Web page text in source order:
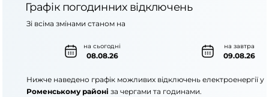
Графік погодинних відключень
на сьогодні
08.08.26
на завтра
09.08.26
Зі всіма змінами станом на
Нижче наведено графік можливих відключень електроенергії у
Роменському районі за чергами та годинами.